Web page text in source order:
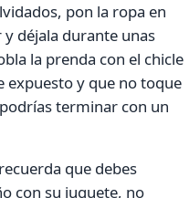
pon la ropa en
déjala durante unas
la prenda con el chicle
expuesto y que no toque
terminar con un
que debes
con su juguete, no